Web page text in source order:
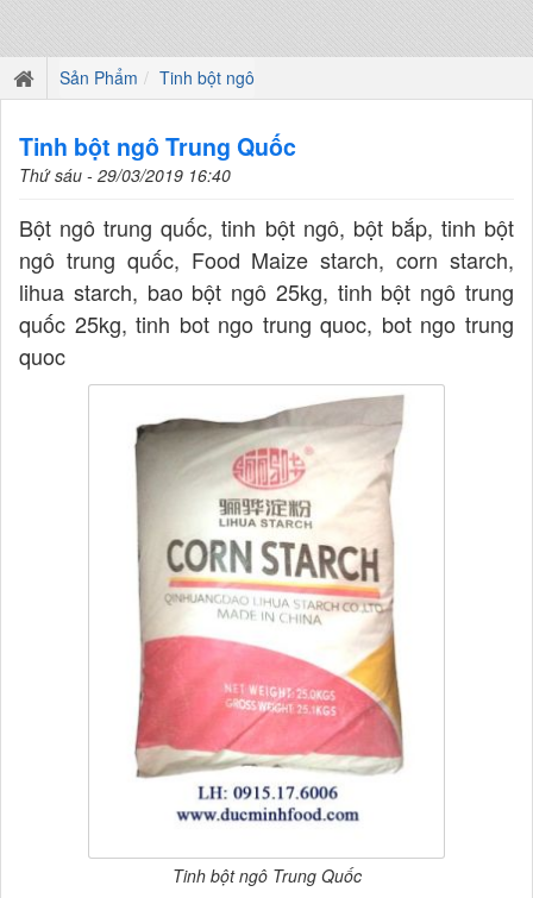
Sản Phẩm Tinh bột ngô
Tinh bột ngô Trung Quốc
Thứ sáu - 29/03/2019 16:40
Bột ngô trung quốc, tinh bột ngô, bột bắp, tinh bột
ngô trung quốc, Food Maize starch, corn starch,
lihua starch, bao bột ngô 25kg, tinh bột ngô trung
quốc 25kg, tinh bot ngo trung quoc, bot ngo trung
quoc
Tinh bột ngô Trung Quốc